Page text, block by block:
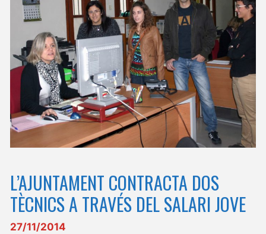
L’AJUNTAMENT CONTRACTA DOS
TÈCNICS A TRAVÉS DEL SALARI JOVE
27/11/2014